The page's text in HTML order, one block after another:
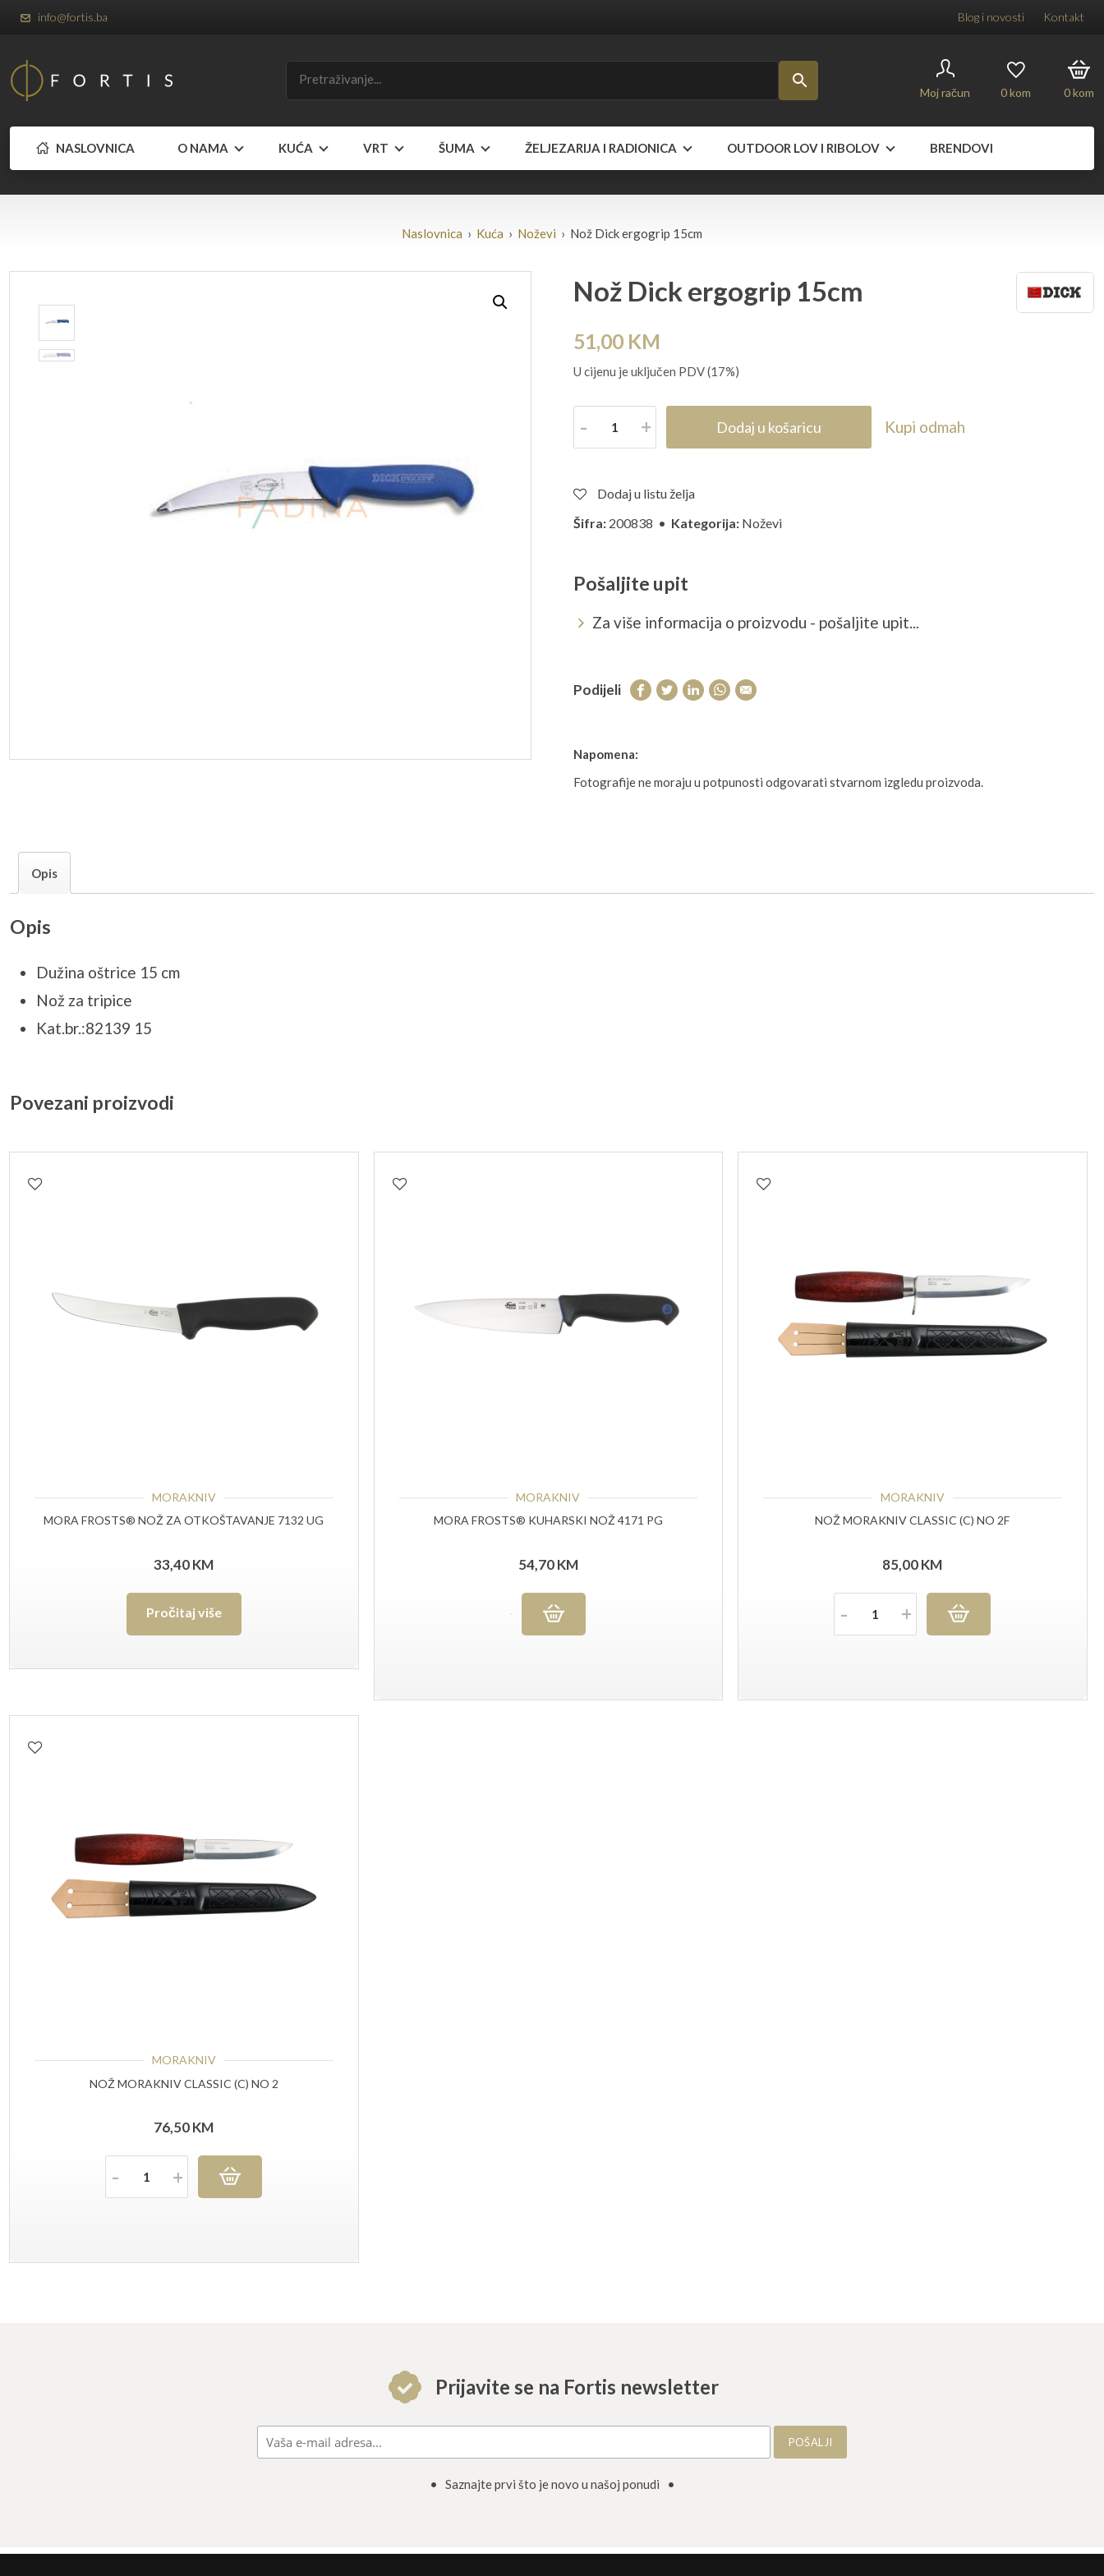
info@fortis.ba Blog i novosti Kontakt
Moj račun 0kom 0kom
NASLOVNICA O NAMA KUĆA VRT ŠUMA ŽELJEZARIJA I RADIONICA OUTDOOR LOV I RIBOLOV BRENDOVI
Naslovnica › Kuća › Noževi › Nož Dick ergogrip 15cm
Nož Dick ergogrip 15cm
51,00 KM
U cijenu je uključen PDV (17%)
Količina Dodaj u košaricu Kupi odmah
Dodaj u listu želja
Šifra: 200838 • Kategorija: Noževi
Pošaljite upit
Za više informacija o proizvodu - pošaljite upit...
Podijeli
Napomena:
Fotografije ne moraju u potpunosti odgovarati stvarnom izgledu proizvoda.
Opis
Opis
Dužina oštrice 15 cm
Nož za tripice
Kat.br.:82139 15
Povezani proizvodi
MORAKNIV
MORA FROSTS® NOŽ ZA OTKOŠTAVANJE 7132 UG
33,40KM
Pročitaj više
MORAKNIV
MORA FROSTS® KUHARSKI NOŽ 4171 PG
54,70KM
MORAKNIV
NOŽ MORAKNIV CLASSIC (C) NO 2F
85,00KM
Količina
MORAKNIV
NOŽ MORAKNIV CLASSIC (C) NO 2
76,50KM
Količina
Prijavite se na Fortis newsletter
• Saznajte prvi što je novo u našoj ponudi •